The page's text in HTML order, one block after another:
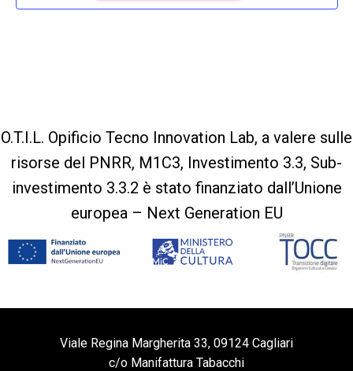
O.T.I.L. Opificio Tecno Innovation Lab, a valere sulle
risorse del PNRR, M1C3, Investimento 3.3, Sub-
investimento 3.3.2 è stato finanziato dall’Unione
europea – Next Generation EU
Viale Regina Margherita 33, 09124 Cagliari
c/o Manifattura Tabacchi